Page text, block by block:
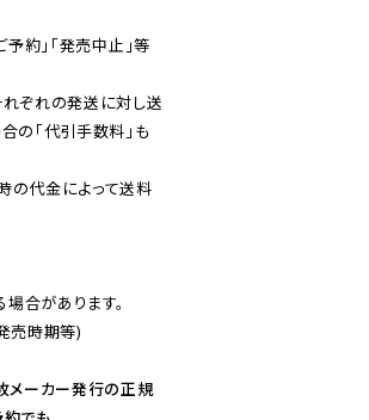
予約」「発売中止」等
ぞれの発送に対し送
の「代引手数料」も
の代金によって送料
合があります。
売時期等)
メーカー発行の正規